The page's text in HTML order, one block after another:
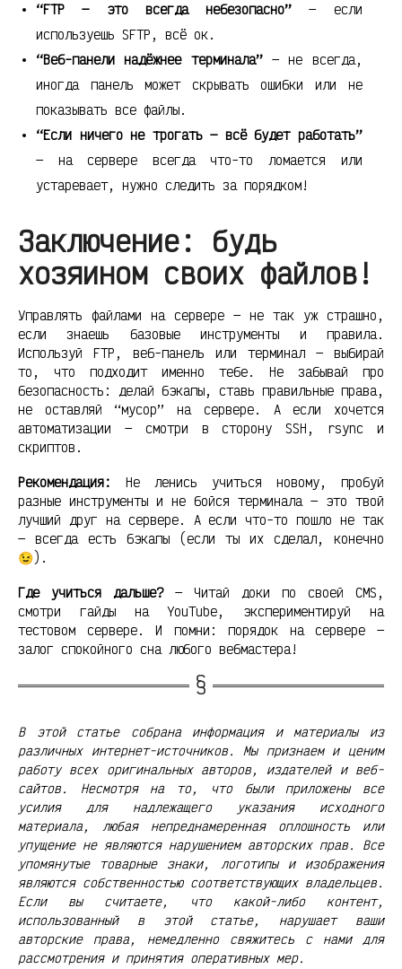
“FTP — это всегда небезопасно” — если
используешь SFTP, всё ок.
“Веб-панели надёжнее терминала”— не всегда,
иногда панель может скрывать ошибки или не
показывать все файлы.
“Если ничего не трогать — всё будет работать”
— на сервере всегда что-то ломается или
устаревает, нужно следить за порядком!
Заключение: будь
хозяином своих файлов!
Управлять файлами на сервере — не так уж страшно,
если знаешь базовые инструменты и правила.
Используй FTP, веб-панель или терминал — выбирай
то, что подходит именно тебе. Не забывай про
безопасность: делай бэкапы, ставь правильные права,
не оставляй “мусор” на сервере. А если хочется
автоматизации — смотри в сторону SSH, rsync и
скриптов.
Рекомендация:
Не ленись учиться новому, пробуй
разные инструменты и не бойся терминала — это твой
лучший друг на сервере. А если что-то пошло не так
— всегда есть бэкапы (если ты их сделал, конечно
😉).
Где учиться дальше?— Читай доки по своей CMS,
смотри гайды на YouTube, экспериментируй на
тестовом сервере. И помни: порядок на сервере —
залог спокойного сна любого вебмастера!
В этой статье собрана информация и материалы из
различных интернет-источников. Мы признаем и ценим
работу всех оригинальных авторов, издателей и веб-
сайтов. Несмотря на то, что были приложены все
усилия для надлежащего указания исходного
материала, любая непреднамеренная оплошность или
упущение не являются нарушением авторских прав. Все
упомянутые товарные знаки, логотипы и изображения
являются собственностью соответствующих владельцев.
Если вы считаете, что какой-либо контент,
использованный в этой статье, нарушает ваши
авторские права, немедленно свяжитесь с нами для
рассмотрения и принятия оперативных мер.